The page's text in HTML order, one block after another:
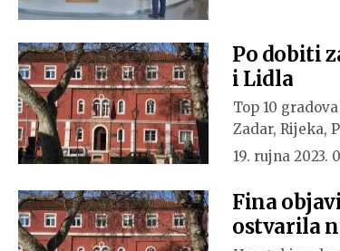
Po dobiti
i Lidla
Top 10
Zadar, Rijeka,
19. rujna 2023.
Fina
ostvarila